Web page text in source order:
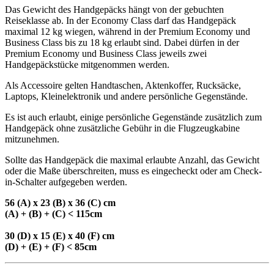
Das Gewicht des Handgepäcks hängt von der gebuchten
Reiseklasse ab. In der Economy Class darf das Handgepäck
maximal 12 kg wiegen, während in der Premium Economy und
Business Class bis zu 18 kg erlaubt sind. Dabei dürfen in der
Premium Economy und Business Class jeweils zwei
Handgepäckstücke mitgenommen werden.
Als Accessoire gelten Handtaschen, Aktenkoffer, Rucksäcke,
Laptops, Kleinelektronik und andere persönliche Gegenstände.
Es ist auch erlaubt, einige persönliche Gegenstände zusätzlich zum
Handgepäck ohne zusätzliche Gebühr in die Flugzeugkabine
mitzunehmen.
Sollte das Handgepäck die maximal erlaubte Anzahl, das Gewicht
oder die Maße überschreiten, muss es eingecheckt oder am Check-
in-Schalter aufgegeben werden.
56 (A) x 23 (B) x 36 (C) cm
(A) + (B) + (C) < 115cm
30 (D) x 15 (E) x 40 (F) cm
(D) + (E) + (F) < 85cm